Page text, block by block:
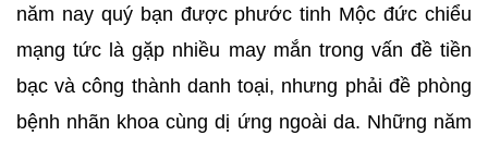
năm nay quý bạn được phước tinh Mộc đức chiểu
mạng tức là gặp nhiều may mắn trong vấn đề tiền
bạc và công thành danh toại, nhưng phải đề phòng
bệnh nhãn khoa cùng dị ứng ngoài da. Những năm